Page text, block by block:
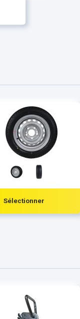
Sélectionner